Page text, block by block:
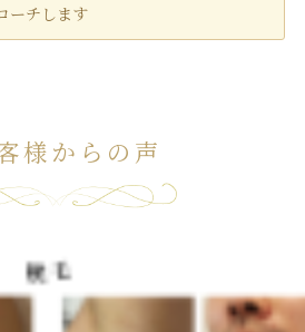
ーチします
様からの声